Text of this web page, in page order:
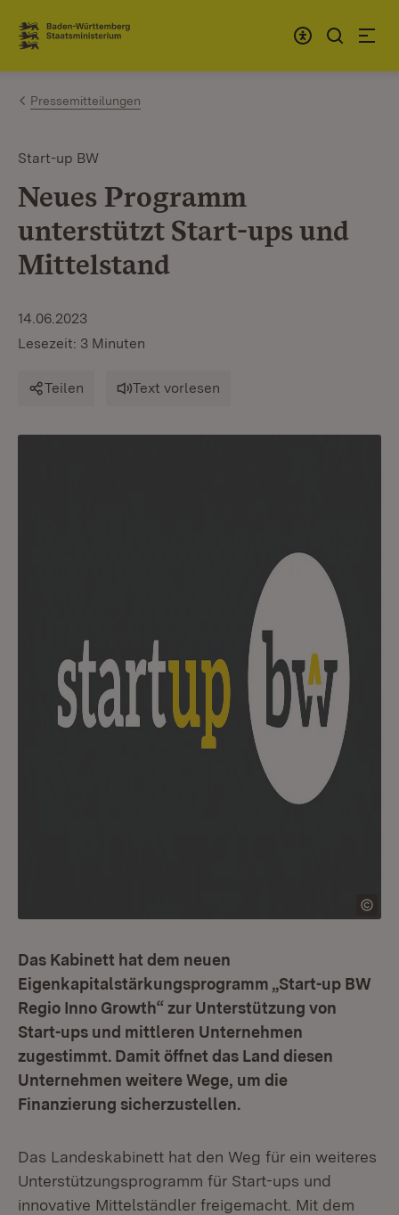
Zum Inhalt springen
Link zur Startseite
Pressemitteilungen
Start-up BW
Neues Programm
unterstützt Start-ups und
Mittelstand
14.06.2023
Lesezeit: 3 Minuten
Teilen Text vorlesen
Das Kabinett hat dem neuen
Eigenkapitalstärkungsprogramm „Start-up BW
Regio Inno Growth“ zur Unterstützung von
Start-ups und mittleren Unternehmen
zugestimmt. Damit öffnet das Land diesen
Unternehmen weitere Wege, um die
Finanzierung sicherzustellen.
Das Landeskabinett hat den Weg für ein weiteres
Unterstützungsprogramm für Start-ups und
innovative Mittelständler freigemacht. Mit dem